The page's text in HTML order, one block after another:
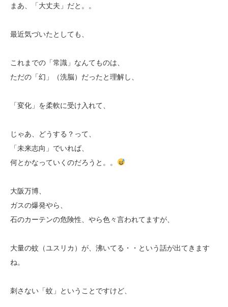
まあ、「大丈夫」だと。。
最近気づいたとしても、
これまでの「常識」なんてものは、
ただの「幻」（洗脳）だったと理解し、
「変化」を柔軟に受け入れて、
じゃあ、どうする？って、
「未来志向」でいれば、
何とかなっていくのだろうと。。
大阪万博、
ガスの爆発やら、
石のカーテンの危険性、やら色々言われてますが、
大量の蚊（ユスリカ）が、沸いてる・・という話が出てきます
ね。
刺さない「蚊」ということですけど、